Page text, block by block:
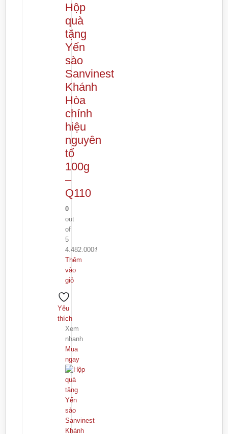
Hộp
quà
tặng
Yến
sào
Sanvinest
Khánh
Hòa
chính
hiệu
nguyên
tổ
100g
–
Q110
0
out
of
5
4.482.000₫
Thêm
vào
giỏ
Yêu
thích
Xem
nhanh
Mua
ngay